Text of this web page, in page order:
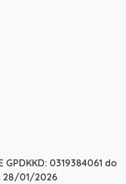
GPDKKD: 0319384061 do
28/01/2026